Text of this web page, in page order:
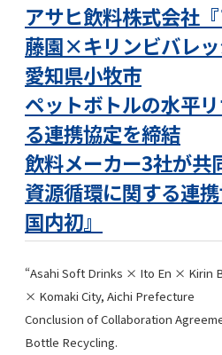
アサヒ飲料株式会社
藤園×キリンビバレ
愛知県小牧市
ペットボトルの水平
る連携協定を締結
飲料メーカー3社が共
資源循環に関する連
国内初』
“Asahi Soft Drinks × Ito En × Kirin
× Komaki City, Aichi Prefecture
Conclusion of Collaboration
Bottle Recycling.